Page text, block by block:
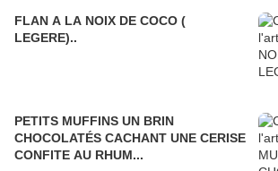
FLAN A LA NOIX DE COCO (
LEGERE)..
PETITS MUFFINS UN BRIN
CHOCOLATÉS CACHANT UNE CERISE
CONFITE AU RHUM...